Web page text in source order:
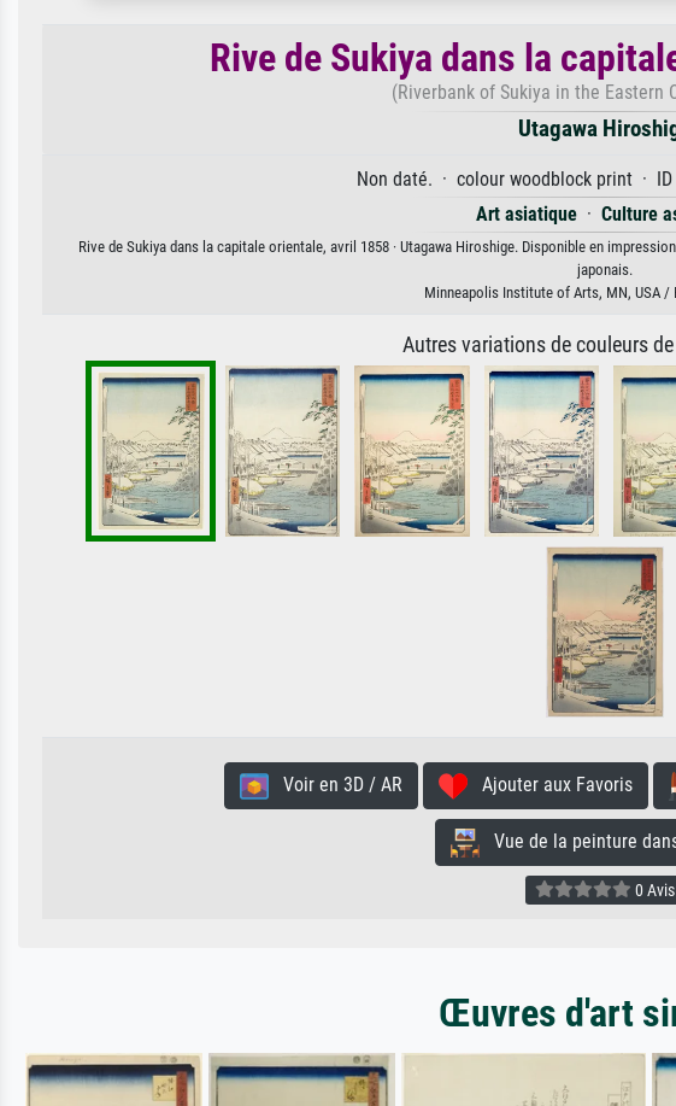
Rive de Sukiya dans la
(Riverbank of Sukiya in the Eastern
Utagawa
Non daté. · colour woodblock print ·
Art asiatique· Culture
Rive de Sukiya dans la capitale orientale, avril 1858 · Utagawa Hiroshige. Disponible en
japonais.
Minneapolis Institute of Arts, MN, USA /
Autres variations de couleurs
Voir en 3D / AR Ajouter aux Favoris
Vue de la peinture
0 Avis
Œuvres d'art